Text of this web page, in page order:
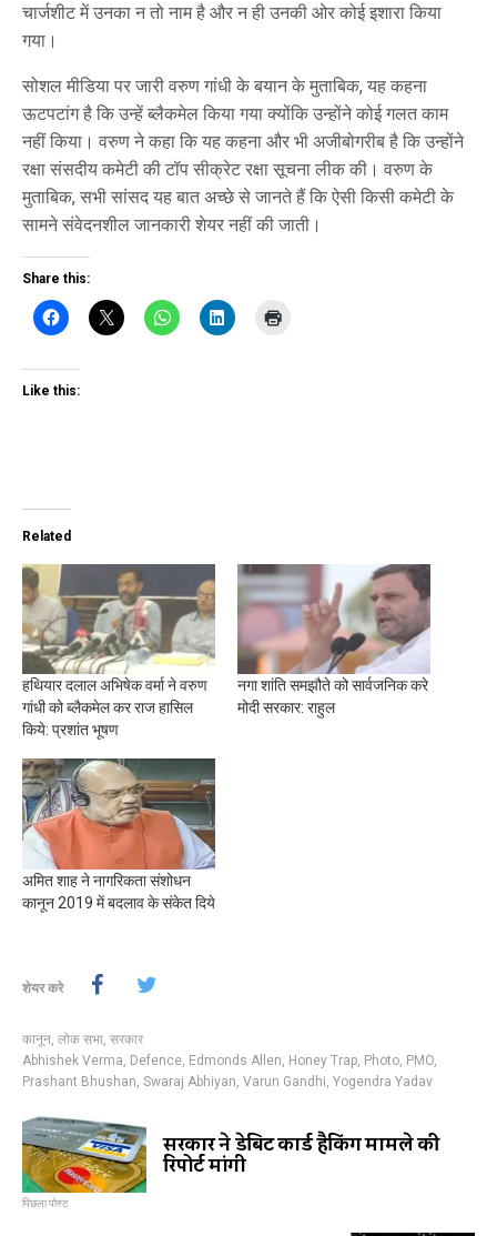
चार्जशीट में उनका न तो नाम है और न ही उनकी ओर कोई इशारा किया
गया।
सोशल मीडिया पर जारी वरुण गांधी के बयान के मुताबिक, यह कहना
ऊटपटांग है कि उन्हें ब्लैकमेल किया गया क्योंकि उन्होंने कोई गलत काम
नहीं किया। वरुण ने कहा कि यह कहना और भी अजीबोगरीब है कि उन्होंने
रक्षा संसदीय कमेटी की टॉप सीक्रेट रक्षा सूचना लीक की। वरुण के
मुताबिक, सभी सांसद यह बात अच्छे से जानते हैं कि ऐसी किसी कमेटी के
सामने संवेदनशील जानकारी शेयर नहीं की जाती।
Share this:
Like this:
Related
हथियार दलाल अभिषेक वर्मा ने वरुण
गांधी को ब्लैकमेल कर राज हासिल
किये: प्रशांत भूषण
नगा शांति समझौते को सार्वजनिक करे
मोदी सरकार: राहुल
अमित शाह ने नागरिकता संशोधन
कानून 2019 में बदलाव के संकेत दिये
शेयर करे
कानून लोक सभा सरकार
Abhishek Verma Defence Edmonds Allen Honey Trap Photo PMO
Prashant Bhushan Swaraj Abhiyan Varun Gandhi Yogendra Yadav
सरकार ने डेबिट कार्ड हैकिंग मामले की
रिपोर्ट मांगी
पिछला पोस्ट